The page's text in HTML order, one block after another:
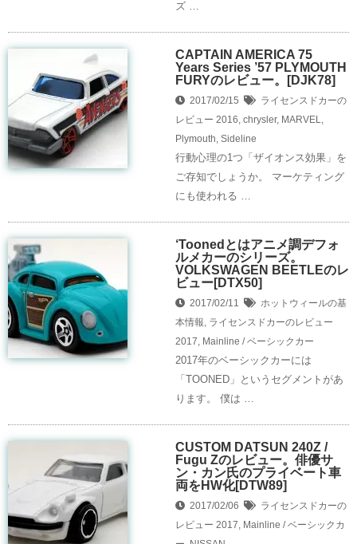
ズ …
CAPTAIN AMERICA 75
Years Series ’57 PLYMOUTH
FURYのレビュー。[DJK78]
2017/02/15
ライセンスドカーの
レビュー 2016, chrysler, MARVEL,
Plymouth, Sideline
行動心理の1つ「ザイオンス効果」を
ご存知でしょうか。 マーケティング
にも使われる …
‘Toonedとはアニメ調デフォ
ルメカーのシリーズ。
VOLKSWAGEN BEETLEのレ
ビュー[DTX50]
2017/02/11
ホットウィールの基
本情報, ライセンスドカーのレビュー
2017, Mainline / ベーシックカー
2017年のベーシックカーには
「TOONED」というセグメントがあ
ります。 僕は …
CUSTOM DATSUN 240Z /
Fugu Zのレビュー。俳優サ
ン・カン氏のプライベート車
両をHW化[DTW89]
2017/02/06
ライセンスドカーの
レビュー 2017, Mainline / ベーシックカ